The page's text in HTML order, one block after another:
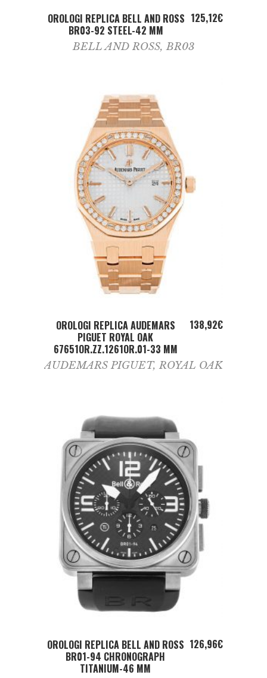
ADD TO CART
OROLOGI REPLICA BELL AND ROSS
BR03-92 STEEL-42 MM
125,12€
BELL AND ROSS,BR03
ADD TO CART
OROLOGI REPLICA AUDEMARS
PIGUET ROYAL OAK
67651OR.ZZ.1261OR.01-33 MM
138,92€
AUDEMARS PIGUET, ROYAL OAK
ADD TO CART
OROLOGI REPLICA BELL AND ROSS
BR01-94 CHRONOGRAPH
TITANIUM-46 MM
126,96€